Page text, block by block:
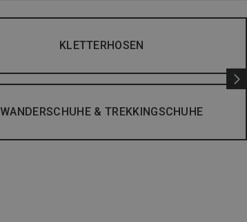
KLETTERHOSEN
WANDERSCHUHE & TREKKINGSCHUHE